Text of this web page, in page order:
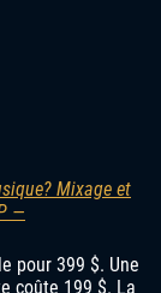
Mixage et
—
pour 399 $. Une
coûte 199 $. La